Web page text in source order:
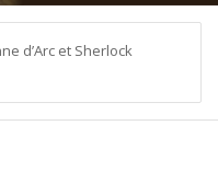
d’Arc et Sherlock